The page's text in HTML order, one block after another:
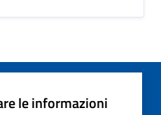
le informazioni